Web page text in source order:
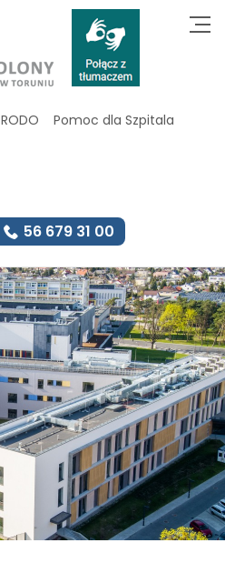
RODO
Pomoc dla Szpitala
56 679 31 00